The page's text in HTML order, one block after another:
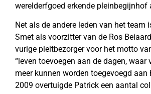
werelderfgoed erkende pleinbegijnhof
Net als de andere leden van het team
Smet als voorzitter van de Ros
vurige pleitbezorger voor het motto
“leven toevoegen aan de dagen, waar
meer kunnen worden toegevoegd aan
2009 overtuigde Patrick een aantal